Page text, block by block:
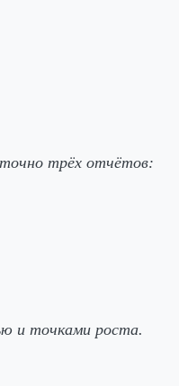
трёх отчётов:
и точками роста.